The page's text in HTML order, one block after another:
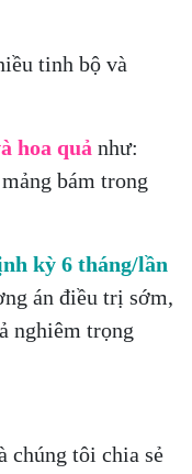
tinh bộ và
hoa quả như:
bám trong
kỳ 6 tháng/lần
án điều trị sớm,
nghiêm trọng
chúng tôi chia sẻ